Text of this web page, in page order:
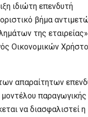
ιδιώτη επενδυτή
βήμα
της εταιρείας»
Οικονομικών
απαραίτητων
παραγωγικής
να διασφαλιστεί η